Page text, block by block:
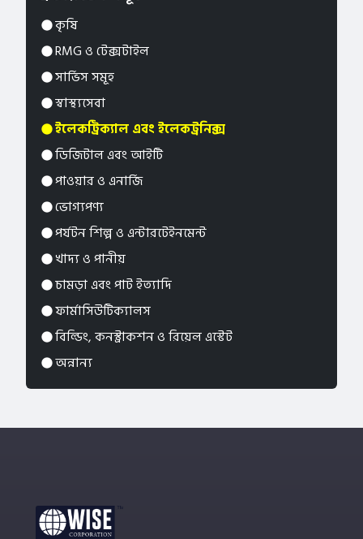
কৃষি
RMG ও টেক্সটাইল
সার্ভিস সমূহ
স্বাস্থ্যসেবা
ইলেকট্রিক্যাল এবং ইলেকট্রনিক্স
ডিজিটাল এবং আইটি
পাওয়ার ও এনার্জি
ভোগ্যপণ্য
পর্যটন শিল্প ও এন্টারটেইনমেন্ট
খাদ্য ও পানীয়
চামড়া এবং পাট ইত্যাদি
ফার্মাসিউটিক্যালস
বিল্ডিং, কনস্ট্রাকশন ও রিয়েল এস্টেট
অন্নান্য